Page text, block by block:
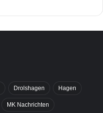
Drolshagen Hagen
MK Nachrichten